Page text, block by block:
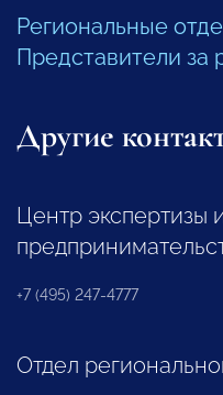
Региональные
Представители за
Другие
Центр экспертизы
+7 (495) 247-4777
Отдел